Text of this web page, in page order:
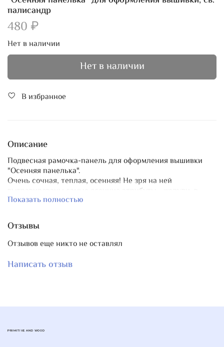
палисандр
480 ₽
Нет в наличии
Нет в наличии
В избранное
Описание
Подвесная рамочка-панель для оформления вышивки
"Осенняя панелька".
Очень сочная, теплая, осенняя! Не зря на ней
выгравированы самые осенние атрибуты - желуди, в
обрамлении дубовых и тыквенных листьев.
В верхней части расположения 4 отверстия для
подвешивания рамки.
Общий размер изделия 27х17 см. Размер пришивного
поля: 25 х 11 см.
Из этой панели легко сделать ключницу, если с помощью
Показать полностью
Отзывы
Отзывов еще никто не оставлял
Написать отзыв
PRIMITIVE AND WOOD